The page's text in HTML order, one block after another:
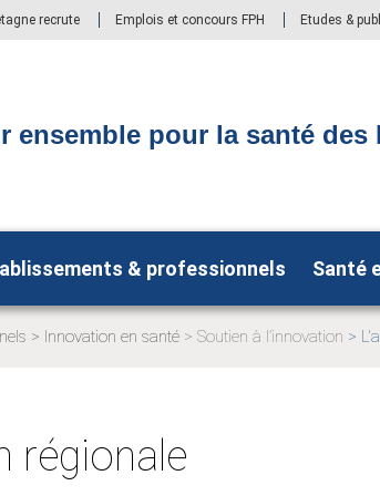
recrute Emplois et concours FPH Etudes &
ensemble pour la santé des
& professionnels Santé
Innovation en santé
Soutien à l’innovation
régionale